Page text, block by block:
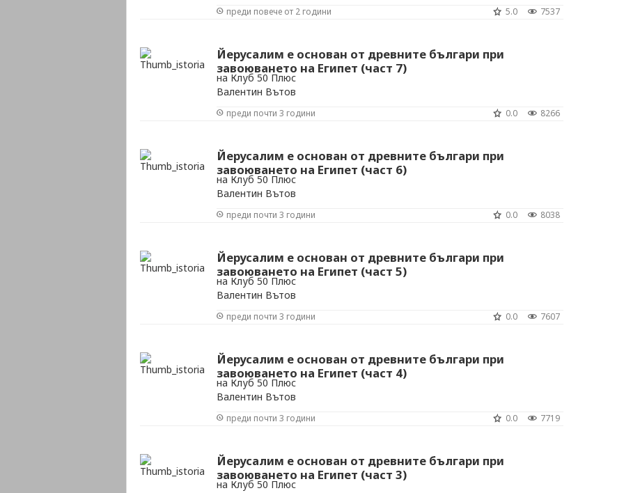
преди повече от 2 години 7537
5.0
Йерусалим е основан от древните българи при
завоюването на Египет (част 7)
на Клуб 50 Плюс
Валентин Вътов
преди почти 3 години 8266
0.0
Йерусалим е основан от древните българи при
завоюването на Египет (част 6)
на Клуб 50 Плюс
Валентин Вътов
преди почти 3 години 8038
0.0
Йерусалим е основан от древните българи при
завоюването на Египет (част 5)
на Клуб 50 Плюс
Валентин Вътов
преди почти 3 години 7607
0.0
Йерусалим е основан от древните българи при
завоюването на Египет (част 4)
на Клуб 50 Плюс
Валентин Вътов
преди почти 3 години 7719
0.0
Йерусалим е основан от древните българи при
завоюването на Египет (част 3)
на Клуб 50 Плюс